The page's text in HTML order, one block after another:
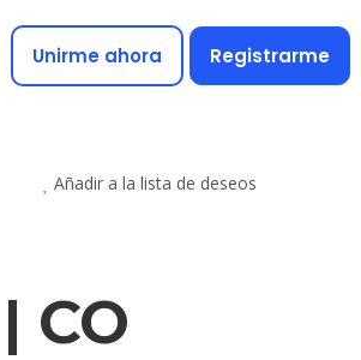
Unirme ahora Registrarme
Añadir a la lista de deseos
CO